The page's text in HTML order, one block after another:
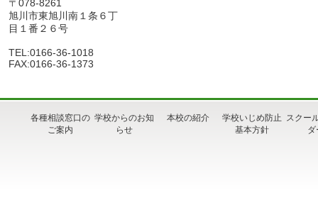
〒078-8261
旭川市東旭川南１条６丁
目１番２６号
TEL:0166-36-1018
FAX:0166-36-1373
各種相談窓口の
ご案内
学校からのお知
らせ
本校の紹介
学校いじめ防止
基本方針
スクー
ダ